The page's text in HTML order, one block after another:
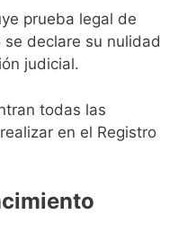
prueba legal de
declare su nulidad
judicial.
todas las
en el Registro